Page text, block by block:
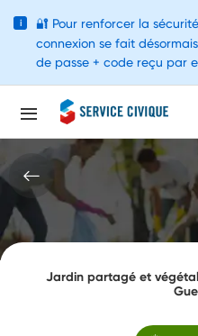
Jardin partagé et
i 🔐 Pour renforcer la
connexion se fait
de passe + code reçu par